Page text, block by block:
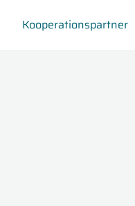
Kooperationspartner